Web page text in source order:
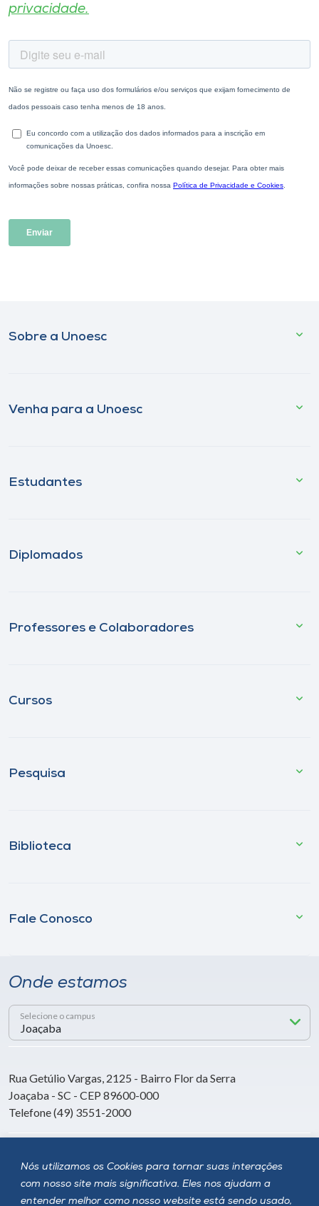
Nós utilizamos os Cookies para tornar suas interações
com nosso site mais significativa. Eles nos ajudam a
entender melhor como nosso website está sendo usado,
privacidade.
Sobre a Unoesc
Venha para a Unoesc
Estudantes
Diplomados
Professores e Colaboradores
Cursos
Pesquisa
Biblioteca
Fale Conosco
Onde estamos
Selecione o campus
Rua Getúlio Vargas, 2125 - Bairro Flor da Serra
Joaçaba - SC - CEP 89600-000
Telefone (49) 3551-2000
Siga a Unoesc